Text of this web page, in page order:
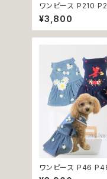
ワンピース P210
イエロー ピンク ホワ
モン 蝶 フラワー 猫
犬の服 犬洋服 犬の
ドッグウェア ドッグ
小型犬 おしゃれ か
透け感 コットン 返
¥3,800
ワンピース P46
フラワー デニム調 ト